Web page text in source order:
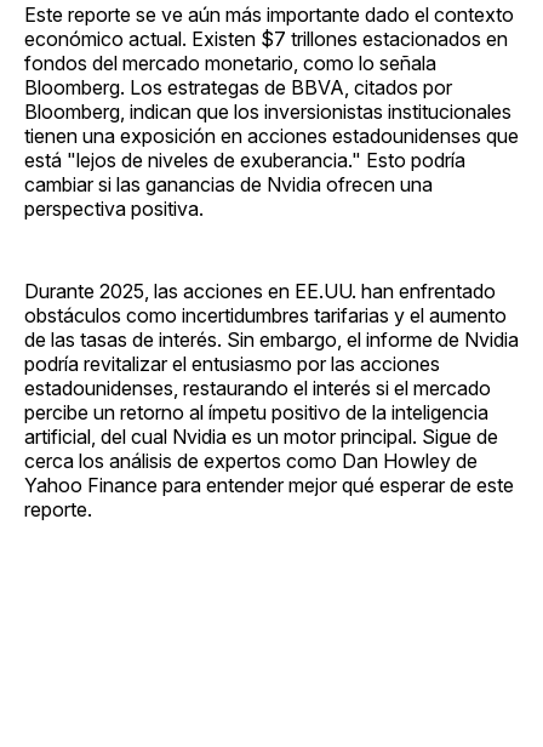
Este reporte se ve aún más importante dado el contexto
económico actual. Existen $7 trillones estacionados en
fondos del mercado monetario, como lo señala
Bloomberg. Los estrategas de BBVA, citados por
Bloomberg, indican que los inversionistas institucionales
tienen una exposición en acciones estadounidenses que
está "lejos de niveles de exuberancia." Esto podría
cambiar si las ganancias de Nvidia ofrecen una
perspectiva positiva.
Durante 2025, las acciones en EE.UU. han enfrentado
obstáculos como incertidumbres tarifarias y el aumento
de las tasas de interés. Sin embargo, el informe de Nvidia
podría revitalizar el entusiasmo por las acciones
estadounidenses, restaurando el interés si el mercado
percibe un retorno al ímpetu positivo de la inteligencia
artificial, del cual Nvidia es un motor principal. Sigue de
cerca los análisis de expertos como Dan Howley de
Yahoo Finance para entender mejor qué esperar de este
reporte.